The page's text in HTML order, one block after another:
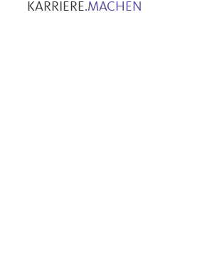
KARRIERE.MACHEN